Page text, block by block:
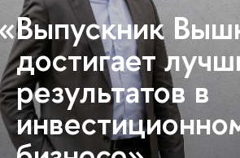
достигает
результатов в